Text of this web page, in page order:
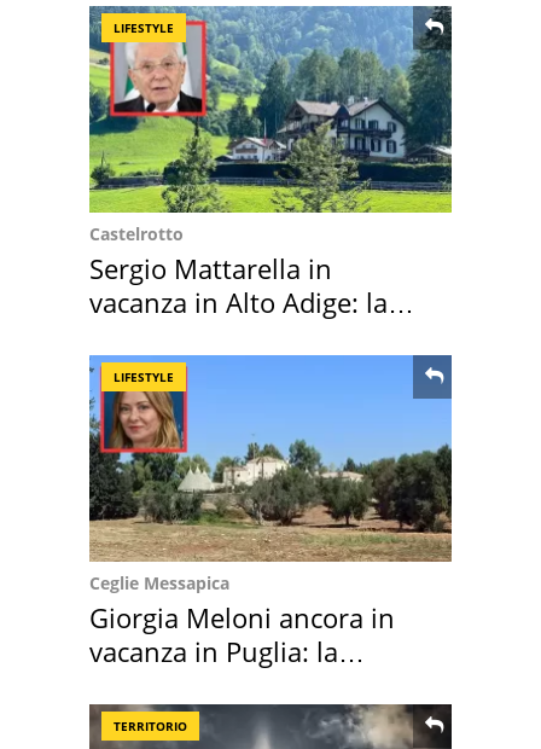
LIFESTYLE
Castelrotto
Sergio Mattarella in
vacanza in Alto Adige: la
LIFESTYLE
Ceglie Messapica
Giorgia Meloni ancora in
vacanza in Puglia: la
TERRITORIO